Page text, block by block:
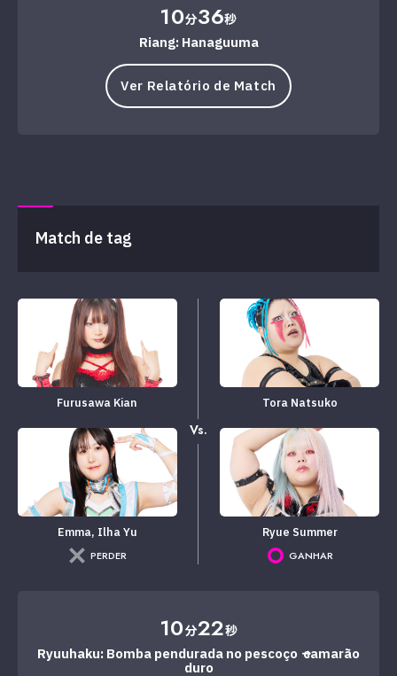
10分36秒
Riang: Hanaguuma
Ver Relatório de Match
Match de tag
Furusawa Kian
Emma, ​​Ilha Yu
PERDER
Vs.
Tora Natsuko
Ryue Summer
GANHAR
10分22秒
Ryuuhaku: Bomba pendurada no pescoço → camarão
duro